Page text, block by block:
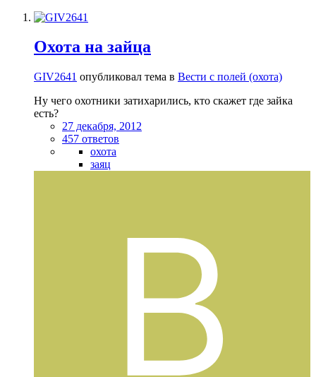
Охота на зайца
GIV2641 опубликовал тема в Вести с полей (охота)
Ну чего охотники затихарились, кто скажет где зайка
есть?
27 декабря, 2012
457 ответов
охота
заяц